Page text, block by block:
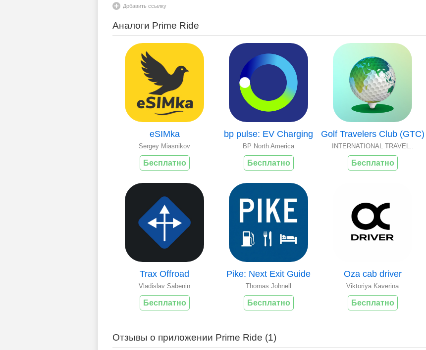
Добавить ссылку
Аналоги Prime Ride
eSIMka
Sergey Miasnikov
Бесплатно
bp pulse: EV Charging
BP North America
Бесплатно
Golf Travelers Club (GTC)
INTERNATIONAL TRAVEL..
Бесплатно
Trax Offroad
Vladislav Sabenin
Бесплатно
Pike: Next Exit Guide
Thomas Johnell
Бесплатно
Oza cab driver
Viktoriya Kaverina
Бесплатно
Отзывы о приложении Prime Ride (1)